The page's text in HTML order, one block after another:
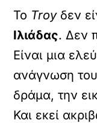
Το Troyδεν
Ιλιάδας. Δεν
Είναι μια
ανάγνωση
δράμα, την
Και εκεί